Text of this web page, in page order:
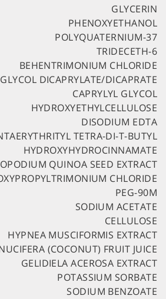
GLYCERIN
PHENOXYETHANOL
POLYQUATERNIUM-37
TRIDECETH-6
BEHENTRIMONIUM CHLORIDE
DICAPRYLATE/DICAPRATE
CAPRYLYL GLYCOL
HYDROXYETHYLCELLULOSE
DISODIUM EDTA
TETRA-DI-T-BUTYL
HYDROXYHYDROCINNAMATE
QUINOA SEED EXTRACT
CHLORIDE
PEG-90M
SODIUM ACETATE
CELLULOSE
HYPNEA MUSCIFORMIS EXTRACT
(COCONUT) FRUIT JUICE
GELIDIELA ACEROSA EXTRACT
POTASSIUM SORBATE
SODIUM BENZOATE